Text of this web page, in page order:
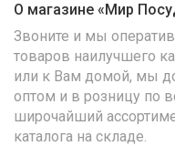
О магазине «Мир
Звоните и мы
товаров наилучшего
или к Вам домой, мы
оптом и в розницу по
широчайший
каталога на складе.